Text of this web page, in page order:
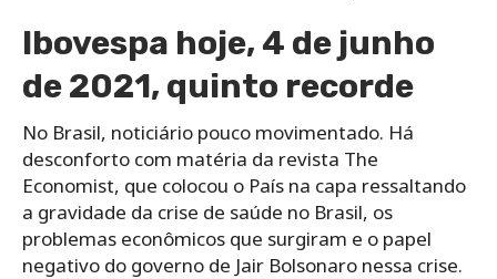
Ibovespa hoje, 4 de junho
de 2021, quinto recorde
No Brasil, noticiário pouco movimentado. Há
desconforto com matéria da revista The
Economist, que colocou o País na capa ressaltando
a gravidade da crise de saúde no Brasil, os
problemas econômicos que surgiram e o papel
negativo do governo de Jair Bolsonaro nessa crise.